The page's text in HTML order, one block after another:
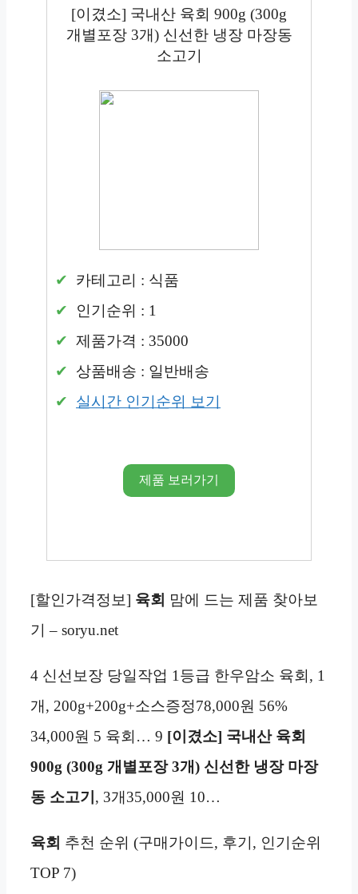
[이겼소] 국내산 육회 900g (300g
개별포장 3개) 신선한 냉장 마장동
소고기
카테고리 : 식품
인기순위 : 1
제품가격 : 35000
상품배송 : 일반배송
실시간 인기순위 보기
제품 보러가기
[할인가격정보] 육회 맘에 드는 제품 찾아보
기 – soryu.net
4 신선보장 당일작업 1등급 한우암소 육회, 1
개, 200g+200g+소스증정78,000원 56%
34,000원 5 육회… 9 [이겼소] 국내산 육회
900g (300g 개별포장 3개) 신선한 냉장 마장
동 소고기 , 3개35,000원 10…
육회 추천 순위 (구매가이드, 후기, 인기순위
TOP 7)